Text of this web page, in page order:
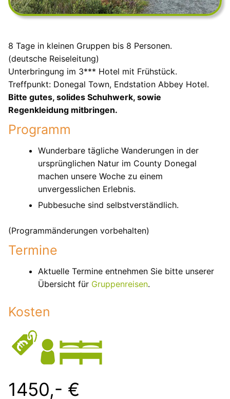
8 Tage in kleinen Gruppen bis 8 Personen.
(deutsche Reiseleitung)
Unterbringung im 3*** Hotel mit Frühstück.
Treffpunkt: Donegal Town, Endstation Abbey Hotel.
Bitte gutes, solides Schuhwerk, sowie
Regenkleidung mitbringen.
Programm
Wunderbare tägliche Wanderungen in der
ursprünglichen Natur im County Donegal
machen unsere Woche zu einem
unvergesslichen Erlebnis.
Pubbesuche sind selbstverständlich.
(Programmänderungen vorbehalten)
Termine
Aktuelle Termine entnehmen Sie bitte unserer
Übersicht für Gruppenreisen.
Kosten
1450,- €